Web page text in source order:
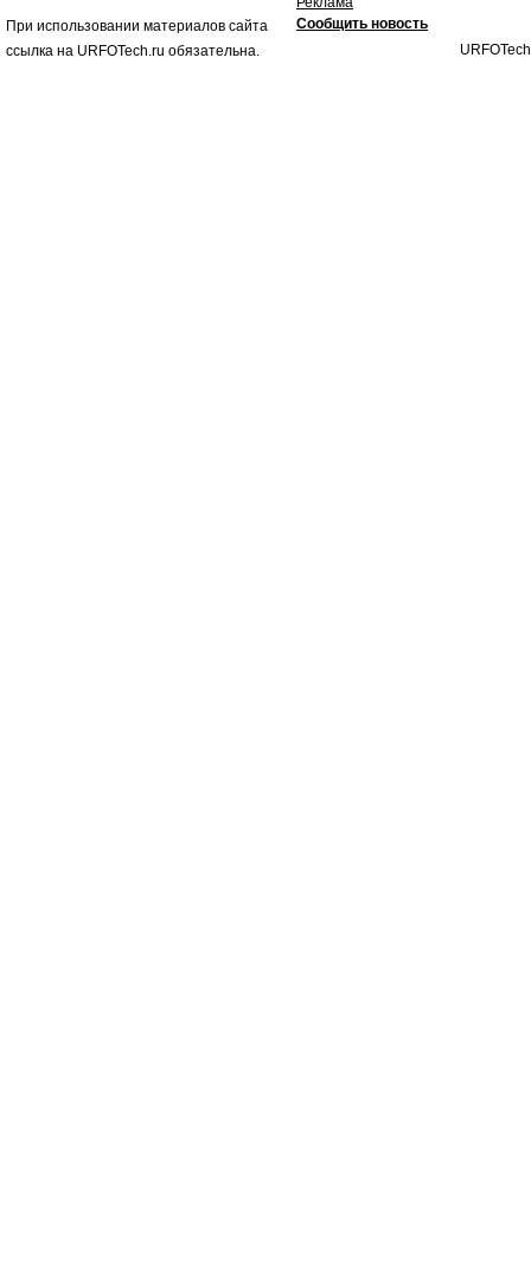
При использовании материалов сайта
ссылка на URFOTech.ru обязательна.
Сообщить новость